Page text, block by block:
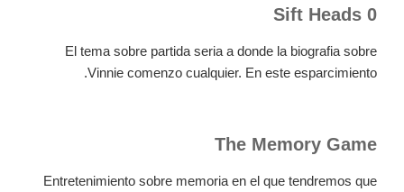
Sift Heads 0
El tema sobre partida seria a donde la biografia sobre
Vinnie comenzo cualquier. En este esparcimiento.
The Memory Game
Entretenimiento sobre memoria en el que tendremos que